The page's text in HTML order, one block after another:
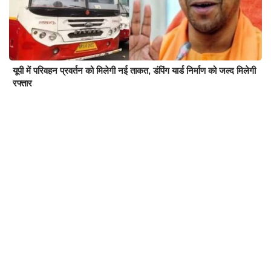
यूपी में परिवहन प्रवर्तन को मिलेगी नई ताकत, डंपिंग यार्ड निर्माण को जल्द मिलेगी
रफ्तार